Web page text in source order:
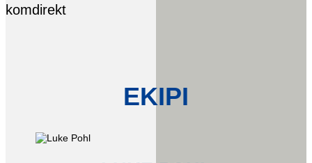
komdirekt
EKIPI